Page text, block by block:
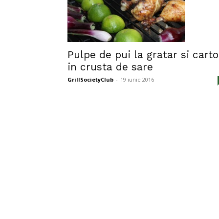
Pulpe de pui la gratar si
in crusta de sare
GrillSocietyClub - 19 iunie 2016